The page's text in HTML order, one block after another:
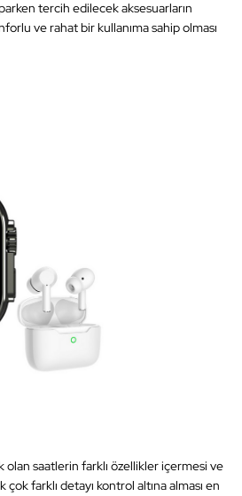
tercih edilecek aksesuarların
ve rahat bir kullanıma sahip olması
saatlerin farklı özellikler içermesi ve
farklı detayı kontrol altına alması en